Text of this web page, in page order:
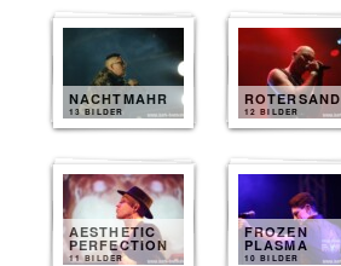
NACHTMAHR
13 BILDER
ROTERSAND
12 BILDER
AESTHETIC
PERFECTION
11 BILDER
FROZEN
PLASMA
10 BILDER